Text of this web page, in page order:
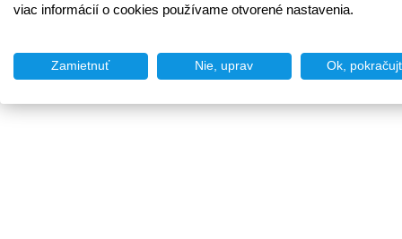
viac informácií o cookies používame otvorené nastavenia.
Zamietnuť Nie, uprav Ok,